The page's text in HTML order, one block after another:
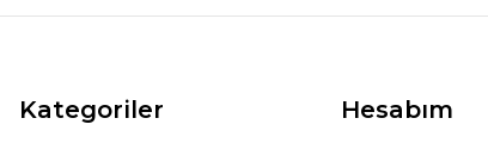
Kategoriler Hesabım